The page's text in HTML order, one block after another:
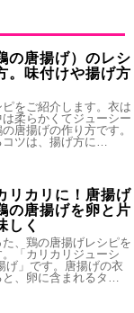
の唐揚げ）のレシ
。味付けや揚げ方
をご紹介します。衣は
柔らかくてジューシー
唐揚げの作り方です。
ツは、揚げ方に…
リカリに！唐揚げ
の唐揚げを卵と片
しく
、鶏の唐揚げレシピを
「カリカリジューシ
げ」です。唐揚げの衣
と、卵に含まれるタ…